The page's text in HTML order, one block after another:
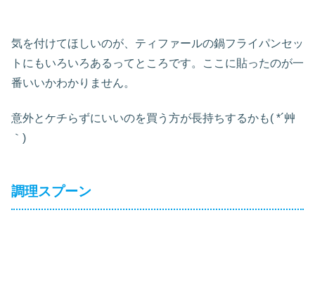
気を付けてほしいのが、ティファールの鍋フライパンセッ
トにもいろいろあるってところです。ここに貼ったのが一
番いいかわかりません。
意外とケチらずにいいのを買う方が長持ちするかも( *´艸
｀)
調理スプーン